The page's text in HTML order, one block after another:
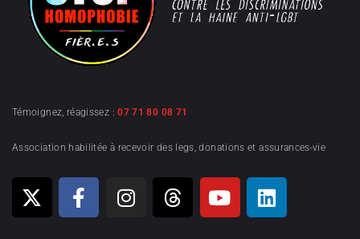
Témoignez, réagissez :07 71 80 08 71
Association habilitée à recevoir des legs, donations et assurances-vie